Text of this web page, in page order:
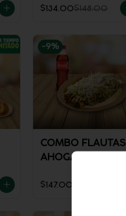
$134.00$148.00
-9%
COMBO FLAUTAS
AHOGADAS +
$147.00